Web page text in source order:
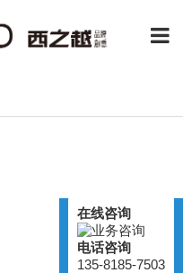
在线咨询
电话咨询
135-8185-7503